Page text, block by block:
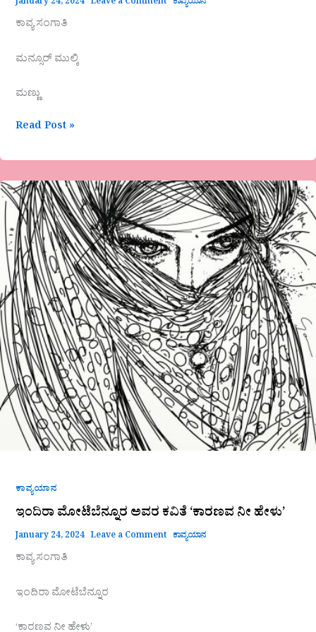
ಕಾವ್ಯ ಸಂಗಾತಿ
ಮನ್ಸೂರ್ ಮುಲ್ಕಿ
ಮಣ್ಣು
Read Post »
ಕಾವ್ಯಯಾನ
ಇಂದಿರಾ ಮೋಟೆಬೆನ್ನೂರ ಅವರ ಕವಿತೆ ‘ಕಾರಣವ ನೀ ಹೇಳು’
January 24, 2024 Leave a Comment ಕಾವ್ಯಯಾನ
ಕಾವ್ಯ ಸಂಗಾತಿ
ಇಂದಿರಾ ಮೋಟೆಬೆನ್ನೂರ
ಇಂದಿರಾ
ಮೋಟೆಬೆನ್ನೂರ
ಅವರ
ಕವಿತೆ
‘ಕಾರಣವ
ನೀ
ಹೇಳು’